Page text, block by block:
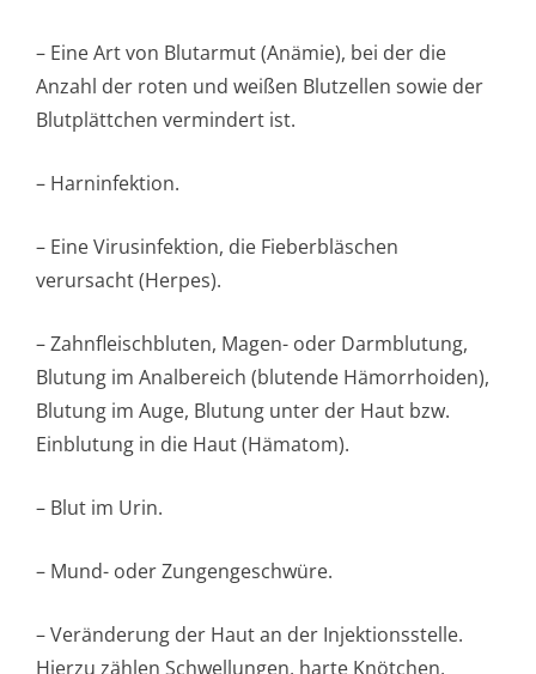
– Eine Art von Blutarmut (Anämie), bei der die
Anzahl der roten und weißen Blutzellen sowie der
Blutplättchen vermindert ist.
– Harninfektion.
– Eine Virusinfektion, die Fieberbläschen
verursacht (Herpes).
– Zahnfleischbluten, Magen- oder Darmblutung,
Blutung im Analbereich (blutende Hämorrhoiden),
Blutung im Auge, Blutung unter der Haut bzw.
Einblutung in die Haut (Hämatom).
– Blut im Urin.
– Mund- oder Zungengeschwüre.
– Veränderung der Haut an der Injektionsstelle.
Hierzu zählen Schwellungen, harte Knötchen,